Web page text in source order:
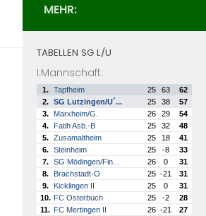
MEHR:
TABELLEN SG L/U
I.Mannschaft:
1. Tapfheim 25 63
62
2.
SG Lutzingen/U´... 25 38
57
3.
Marxheim/G. 26 29
54
4.
Fatih Asb.-B 25 32
48
5.
Zusamaltheim 25 18
41
6.
Steinheim 25 -8
33
7.
SG Mödingen/Fin... 26 0
31
8.
Brachstadt-O 25 -21
31
9.
Kicklingen II 25 0
31
10. FC Osterbuch 25 -2
28
11. FC Mertingen II 26 -21
27